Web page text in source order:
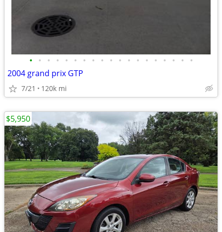
• • • • • • • • • • • • • • • • • • •
2004 grand prix GTP
7/21 120k mi
$5,950